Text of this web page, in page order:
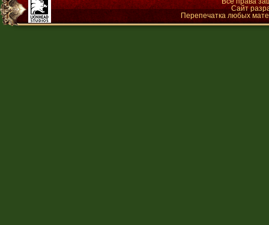
Сайт
Перепечатка любых